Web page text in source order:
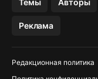
Реклама
Редакционная политика